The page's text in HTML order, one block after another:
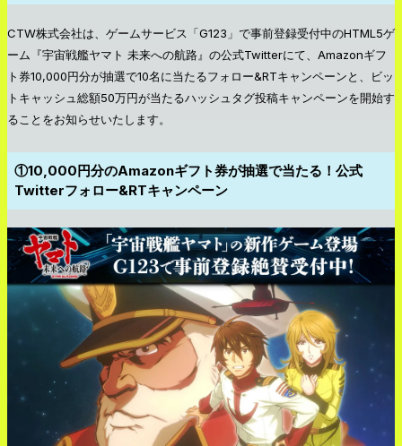
CTW株式会社は、ゲームサービス「G123」で事前登録受付中のHTML5ゲ
ーム『宇宙戦艦ヤマト 未来への航路』の公式Twitterにて、Amazonギフ
ト券10,000円分が抽選で10名に当たるフォロー&RTキャンペーンと、ビッ
トキャッシュ総額50万円が当たるハッシュタグ投稿キャンペーンを開始す
ることをお知らせいたします。
①10,000円分のAmazonギフト券が抽選で当たる！公式
Twitterフォロー&RTキャンペーン